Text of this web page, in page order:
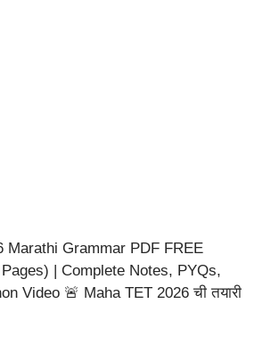
Marathi Grammar PDF FREE
| Complete Notes, PYQs,
Video 🚨 Maha TET 2026 ची तयारी